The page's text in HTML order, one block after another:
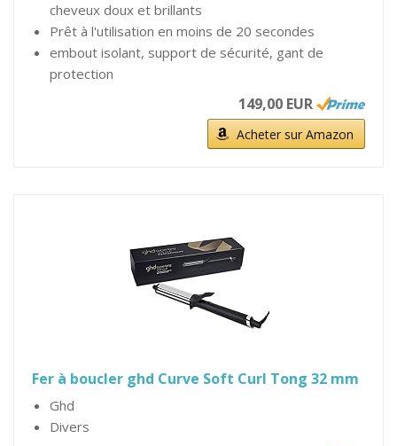
cheveux doux et brillants
Prêt à l'utilisation en moins de 20 secondes
embout isolant, support de sécurité, gant de
protection
149,00 EUR
Acheter sur Amazon
Fer à boucler ghd Curve Soft Curl Tong 32 mm
Ghd
Divers